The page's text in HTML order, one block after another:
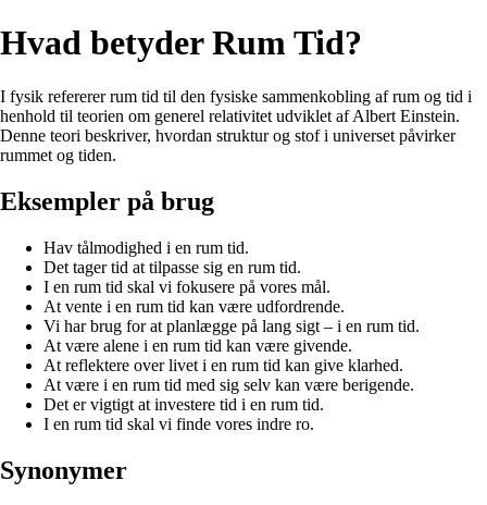
Hvad betyder Rum Tid?
I fysik refererer rum tid til den fysiske sammenkobling af rum og tid i
henhold til teorien om generel relativitet udviklet af Albert Einstein.
Denne teori beskriver, hvordan struktur og stof i universet påvirker
rummet og tiden.
Eksempler på brug
Hav tålmodighed i en rum tid.
Det tager tid at tilpasse sig en rum tid.
I en rum tid skal vi fokusere på vores mål.
At vente i en rum tid kan være udfordrende.
Vi har brug for at planlægge på lang sigt – i en rum tid.
At være alene i en rum tid kan være givende.
At reflektere over livet i en rum tid kan give klarhed.
At være i en rum tid med sig selv kan være berigende.
Det er vigtigt at investere tid i en rum tid.
I en rum tid skal vi finde vores indre ro.
Synonymer